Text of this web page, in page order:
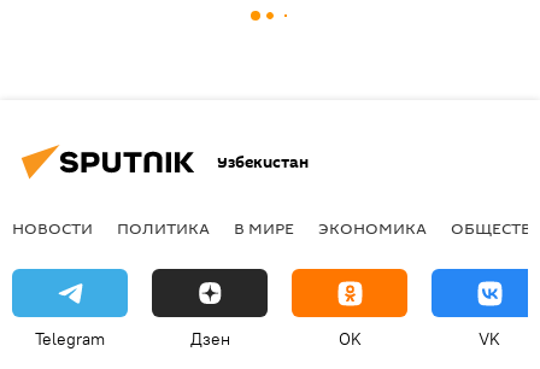
Узбекистан
НОВОСТИ ПОЛИТИКА В МИРЕ ЭКОНОМИКА
Telegram Дзен OK VK